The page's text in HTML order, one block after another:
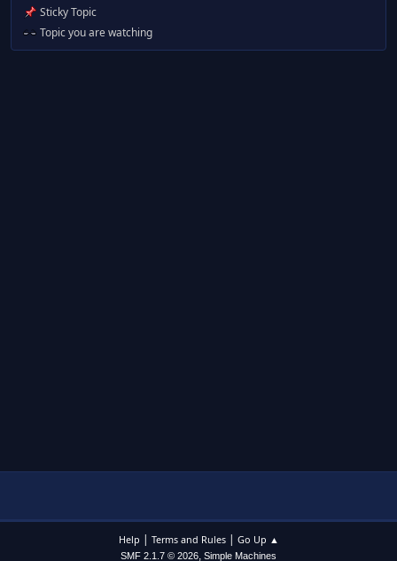
Sticky Topic
Topic you are watching
Help | Terms and Rules| Go Up ▲
SMF 2.1.7 © 2026, Simple Machines